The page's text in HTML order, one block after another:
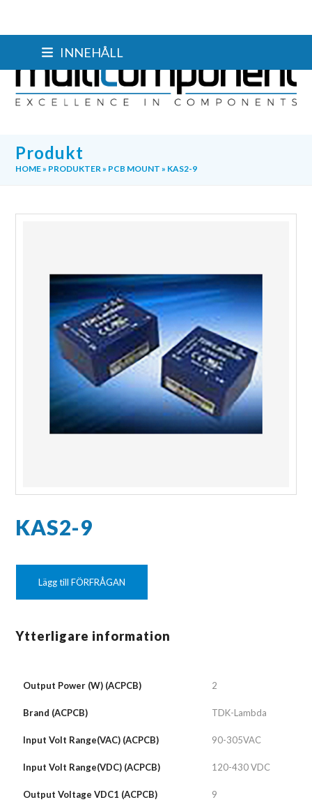
INNEHÅLL
Produkt
HOME» PRODUKTER» PCB MOUNT » KAS2-9
KAS2-9
Lägg till FÖRFRÅGAN
Ytterligare information
Output Power (W) (ACPCB) 2
Brand (ACPCB) TDK-Lambda
Input Volt Range(VAC) (ACPCB) 90-305VAC
Input Volt Range(VDC) (ACPCB) 120-430 VDC
Output Voltage VDC1 (ACPCB) 9